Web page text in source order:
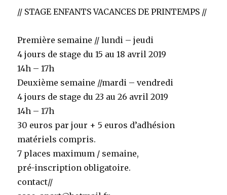
// STAGE ENFANTS VACANCES DE PRINTEMPS //
Première semaine // lundi – jeudi
4 jours de stage du 15 au 18 avril 2019
14h – 17h
Deuxième semaine //mardi – vendredi
4 jours de stage du 23 au 26 avril 2019
14h – 17h
30 euros par jour + 5 euros d’adhésion
matériels compris.
7 places maximum / semaine,
pré-inscription obligatoire.
contact//